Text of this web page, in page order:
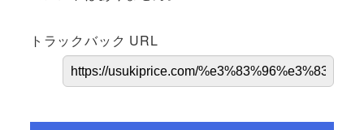
トラックバック URL